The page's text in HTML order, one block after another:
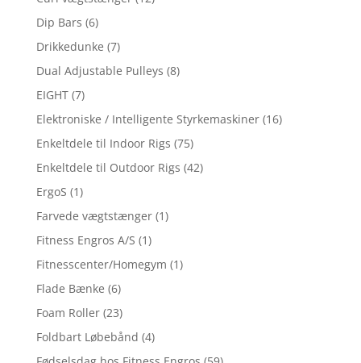
Dip Bars (6)
Drikkedunke (7)
Dual Adjustable Pulleys (8)
EIGHT (7)
Elektroniske / Intelligente Styrkemaskiner (16)
Enkeltdele til Indoor Rigs (75)
Enkeltdele til Outdoor Rigs (42)
ErgoS (1)
Farvede vægtstænger (1)
Fitness Engros A/S (1)
Fitnesscenter/Homegym (1)
Flade Bænke (6)
Foam Roller (23)
Foldbart Løbebånd (4)